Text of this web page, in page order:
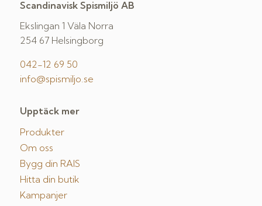
Scandinavisk Spismiljö AB
Ekslingan 1 Väla Norra
254 67 Helsingborg
042-12 69 50
info@spismiljo.se
Upptäck mer
Produkter
Om oss
Bygg din RAIS
Hitta din butik
Kampanjer